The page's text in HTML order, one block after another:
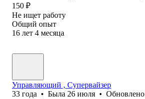
150 ₽
Не ищет работу
Общий опыт
16 лет 4 месяца
Управляющий , Супервайзер
33 года • Была 26 июля • Обновлено